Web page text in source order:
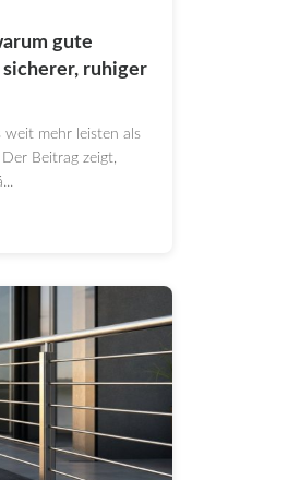
gute
sicherer, ruhiger
weit mehr leisten als
Beitrag zeigt,